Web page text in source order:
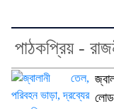
পাঠকপ্রিয় -